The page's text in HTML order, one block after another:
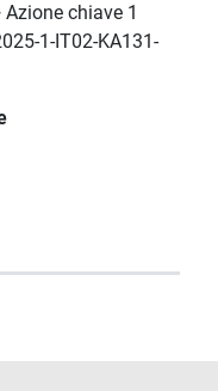
chiave 1
1-IT02-KA131-